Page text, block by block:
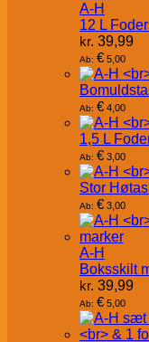
A-H
12 L
kr. 39,99
Ab: € 5,00
Ab: € 4,00
1,5 L
Ab: € 3,00
Stor
Ab: € 3,00
A-H
Boksskilt
kr. 39,99
Ab: € 5,00